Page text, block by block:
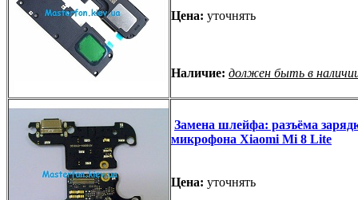
Цена: уточнять
Наличие: должен быть в
Замена шлейфа: разъёма
микрофона Xiaomi Mi 8 Lite
Цена: уточнять